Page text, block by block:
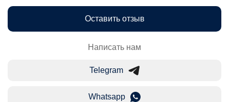
Оставить отзыв
Написать нам
Telegram
Whatsapp